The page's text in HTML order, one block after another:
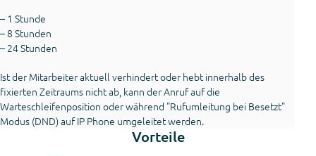
– 1 Stunde
– 8 Stunden
– 24 Stunden
Ist der Mitarbeiter aktuell verhindert oder hebt innerhalb des
fixierten Zeitraums nicht ab, kann der Anruf auf die
Warteschleifenposition oder während "Rufumleitung bei Besetzt"
Modus (DND) auf IP Phone umgeleitet werden.
Vorteile